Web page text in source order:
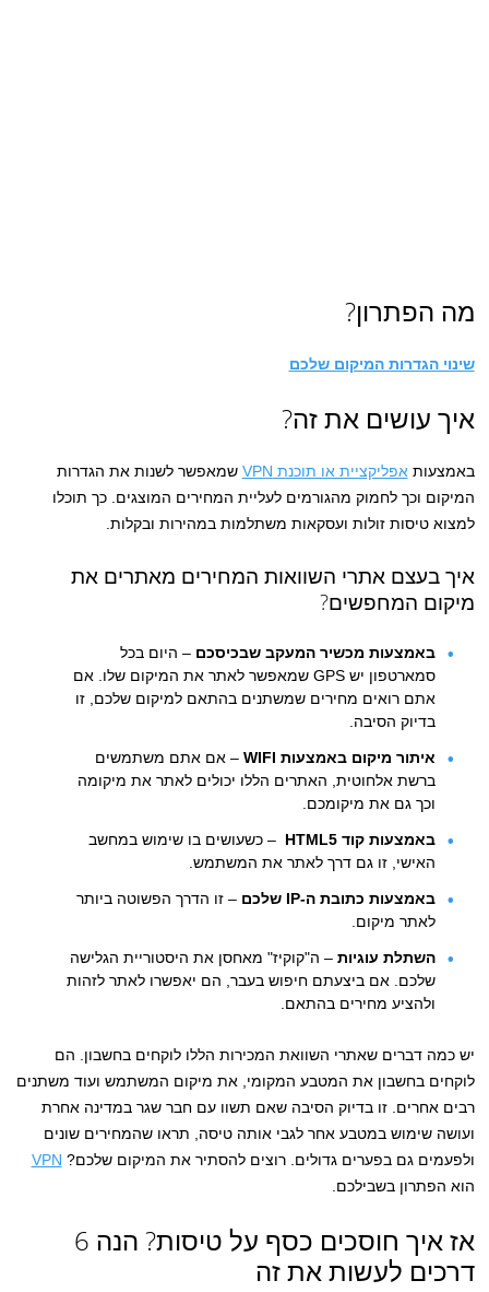
מה הפתרון?
שינוי הגדרות המיקום שלכם
איך עושים את זה?
באמצעות אפליקציית או תוכנת VPN
שמאפשר לשנות את הגדרות
המיקום וכך לחמוק מהגורמים לעליית המחירים המוצגים. כך תוכלו
למצוא טיסות זולות ועסקאות משתלמות במהירות ובקלות.
איך בעצם אתרי השוואות המחירים מאתרים את
מיקום המחפשים?
באמצעות מכשיר המעקב שבכיסכם – היום בכל
סמארטפון יש GPS שמאפשר לאתר את המיקום שלו. אם
אתם רואים מחירים שמשתנים בהתאם למיקום שלכם, זו
בדיוק הסיבה.
איתור מיקום באמצעות WIFI
– אם אתם משתמשים
ברשת אלחוטית, האתרים הללו יכולים לאתר את מיקומה
וכך גם את מיקומכם.
באמצעות קוד HTML5
– כשעושים בו שימוש במחשב
האישי, זו גם דרך לאתר את המשתמש.
באמצעות כתובת ה-IP שלכם
– זו הדרך הפשוטה ביותר
לאתר מיקום.
השתלת עוגיות– ה"קוקיז" מאחסן את היסטוריית הגלישה
שלכם. אם ביצעתם חיפוש בעבר, הם יאפשרו לאתר לזהות
ולהציע מחירים בהתאם.
יש כמה דברים שאתרי השוואת המכירות הללו לוקחים בחשבון. הם
לוקחים בחשבון את המטבע המקומי, את מיקום המשתמש ועוד משתנים
רבים אחרים. זו בדיוק הסיבה שאם תשוו עם חבר שגר במדינה אחרת
ועושה שימוש במטבע אחר לגבי אותה טיסה, תראו שהמחירים שונים
ולפעמים גם בפערים גדולים. רוצים להסתיר את המיקום שלכם? VPN
הוא הפתרון בשבילכם.
אז איך חוסכים כסף על טיסות? הנה 6
דרכים לעשות את זה